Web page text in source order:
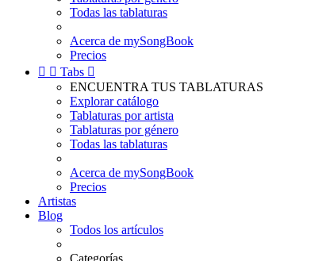
Todas las tablaturas
Acerca de mySongBook
Precios
  Tabs 
ENCUENTRA TUS TABLATURAS
Explorar catálogo
Tablaturas por artista
Tablaturas por género
Todas las tablaturas
Acerca de mySongBook
Precios
Artistas
Blog
Todos los artículos
Categorías